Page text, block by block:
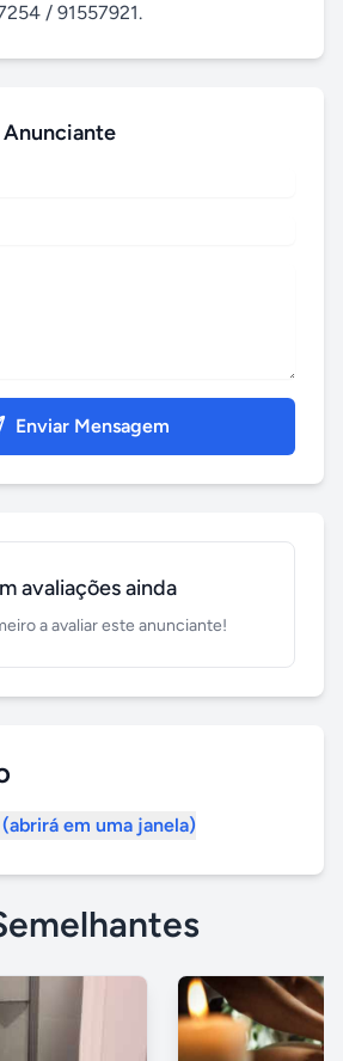
/ 91557921.
Enviar Mensagem
avaliações ainda
a avaliar este anunciante!
em uma janela)